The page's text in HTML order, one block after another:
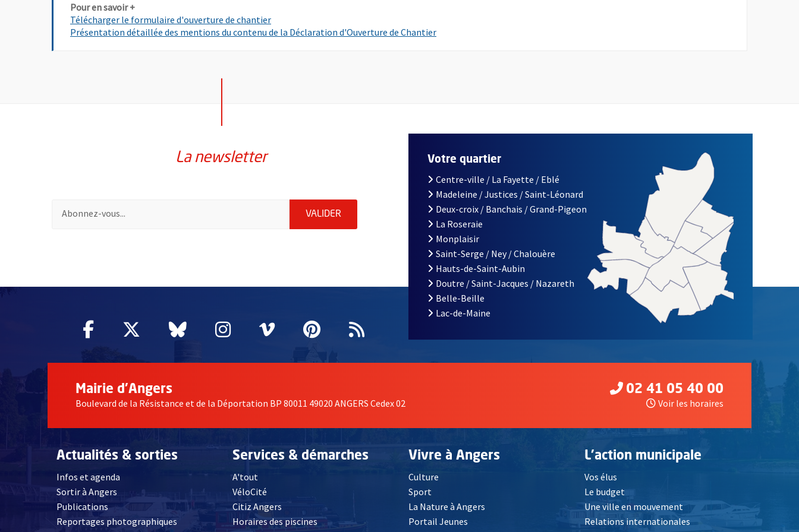
Pour en savoir +
Télécharger le formulaire d'ouverture de chantier, Ouvre une nouvelle fenêtre
Présentation détaillée des mentions du contenu de la Déclaration d'Ouverture de Chantier, Ouvre une nouvelle fenêtre
La newsletter
Pour vous inscrire à la lettre d'information de la ville d'Angers, indiquez votre email (champ obligatoire)
VALIDER ENVOYER MA DEMANDE D'INSCRIPTION À LA LETTRE D'INFORMATION DE LA VILLE D'ANGERS
Facebook
, Ouvre une nouvelle fenêtre
Twitter
, Ouvre une nouvelle fenêtre
Bluesky
, Ouvre une nouvelle fenêtre
Instagram
, Ouvre une nouvelle fenêtre
Vimeo
, Ouvre une nouvelle fenêtre
Pinterest
, Ouvre une nouvelle fenêtre
Flux RSS
Votre quartier
Centre-ville / La Fayette / Eblé
Madeleine / Justices / Saint-Léonard
Deux-croix / Banchais / Grand-Pigeon
La Roseraie
Monplaisir
Saint-Serge / Ney / Chalouère
Hauts-de-Saint-Aubin
Doutre / Saint-Jacques / Nazareth
Belle-Beille
Lac-de-Maine
Mairie d'Angers
Boulevard de la Résistance et de la Déportation BP 80011 49020 ANGERS Cedex 02
02 41 05 40 00
Voir les horaires
Actualités & sorties
Infos et agenda
Sortir à Angers
Publications
Reportages photographiques
Services & démarches
A'tout
VéloCité
Citiz Angers , Ouvre une nouvelle fenêtre
Horaires des piscines
Vivre à Angers
Culture
Sport
La Nature à Angers
Portail Jeunes
L'action municipale
Vos élus
Le budget
Une ville en mouvement
Relations internationales